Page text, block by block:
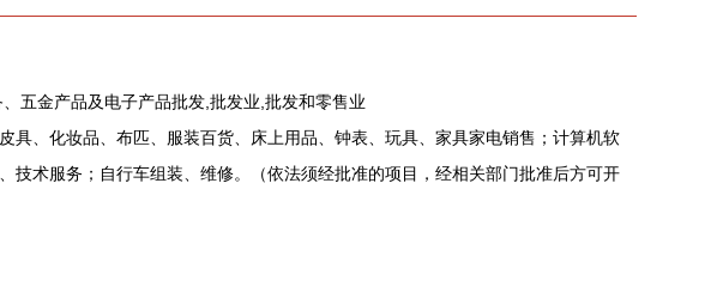
五金产品及电子产品批发,批发业,批发和零售业
具、化妆品、布匹、服装百货、床上用品、钟表、玩具、家具家电销售；计算机软
技术服务；自行车组装、维修。（依法须经批准的项目，经相关部门批准后方可开